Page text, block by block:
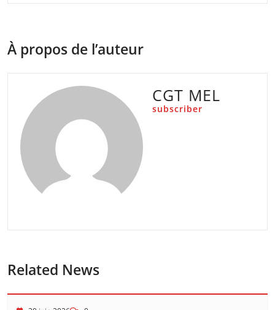
À propos de l’auteur
CGT MEL
subscriber
Related News